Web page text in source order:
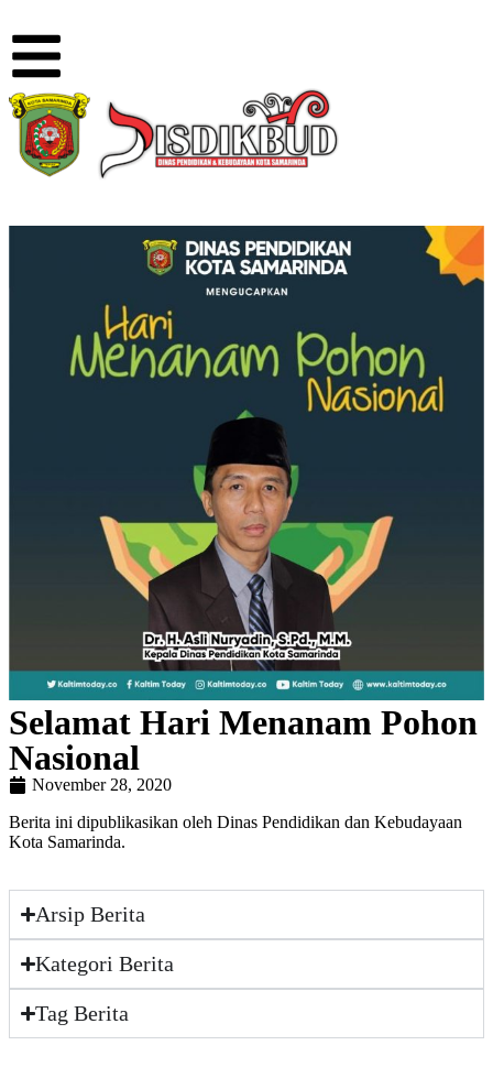
Selamat Hari Menanam Pohon
Nasional
November 28, 2020
Berita ini dipublikasikan oleh Dinas Pendidikan dan Kebudayaan
Kota Samarinda.
Arsip Berita
Kategori Berita
Tag Berita